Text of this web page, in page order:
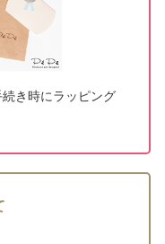
き時にラッピング